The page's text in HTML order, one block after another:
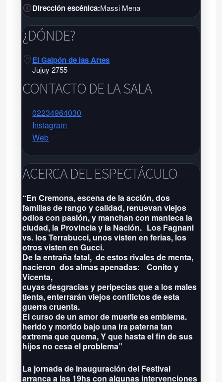
Dirección escénica:Massi Mena
¿DÓNDE?
El Galpón de las Artes
Jujuy 2755
CONTACTO DE LA SALA
02234964030
Instagram
Web
Jujuy 2755 - Tel:02234964030-
Próxima función: No hay eventos
por aquí agendados
Grilla completa
ACERCA DEL ESPECTÁCULO
“En Cremona, escena de la acción, dos
familias de rango y calidad, renuevan viejos
odios con pasión, y manchan con manteca la
ciudad, la Provincia y la Nación. Los Fagnani
vs. los Terrabucci, unos visten en ferias, los
otros visten en Gucci.
De la entraña fatal, de estos rivales de menta,
nacieron dos almas apenadas: Conito y
Vicenta,
cuyas desgracias y peripecias que a los males
tienta, enterrarán viejos conflictos de esta
guerra cruenta.
El curso de un amor de muerte es emblema.
herido y morido bajo una ira paterna tan
extrema que quema, Y que hasta el fin de sus
hijos no cesa el problema”
La jornada de inauguración del Festival
arranca a las 19hs con algunas intervenciones